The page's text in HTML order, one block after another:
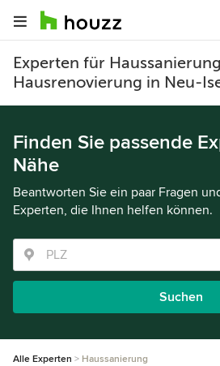
Experten für
Hausrenovierung in Neu-
Finden Sie passende
Nähe
Beantworten Sie ein paar Fragen
Experten, die Ihnen helfen können.
Suchen
Alle Experten Haussanierung